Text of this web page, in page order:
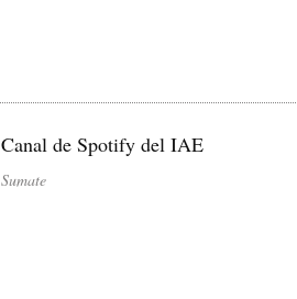
Canal de Spotify del IAE
Sumate